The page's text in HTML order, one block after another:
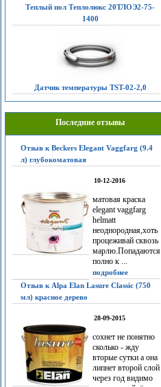
Теплый пол Теплолюкс 20ТЛОЭ2-75-
1400
Датчик температуры TST-02-2,0
Последние отзывы
Отзыв к Beckers Elegant Vaggfarg (9.4
л) глубокоматовая
10-12-2016
матовая краска
elegant vaggfarg
helmatt
неоднородная,хоть
процеживай сквозь
марлю.Попадаются
полно к ...
подробнее
Отзыв к Alpa Elan Lasure Classic (750
мл) красное дерево
28-09-2015
сохнет не понятно
сколько - жду
вторые сутки а она
липнет второй слой
через год видимо